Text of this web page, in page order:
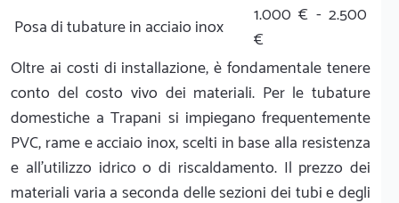
Posa di tubature in acciaio inox
1.000 € - 2.500
€
Oltre ai costi di installazione, è fondamentale tenere
conto del costo vivo dei materiali. Per le tubature
domestiche a Trapani si impiegano frequentemente
PVC, rame e acciaio inox, scelti in base alla resistenza
e all'utilizzo idrico o di riscaldamento. Il prezzo dei
materiali varia a seconda delle sezioni dei tubi e degli